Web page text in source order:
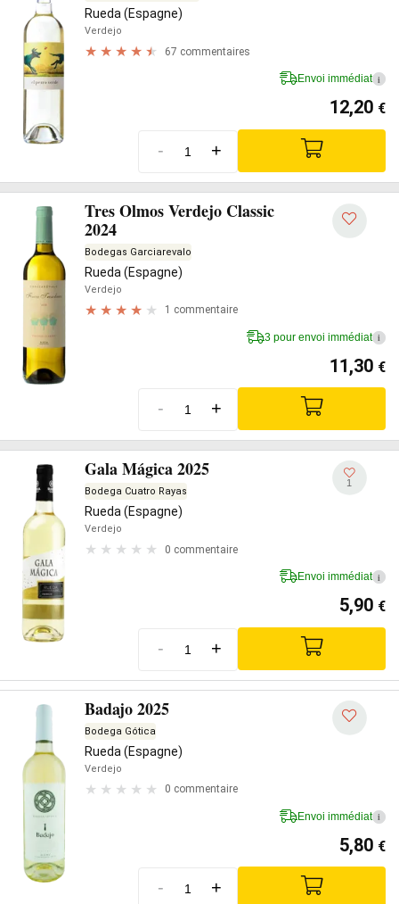
Rueda (Espagne)
Verdejo
67 commentaires
Envoi immédiat i
12,20 €
- +
Tres Olmos Verdejo Classic
2024
Bodegas Garciarevalo
Rueda (Espagne)
Verdejo
1 commentaire
3 pour envoi immédiat i
11,30 €
- +
Gala Mágica 2025
Bodega Cuatro Rayas
Rueda (Espagne)
Verdejo
0 commentaire
1
Envoi immédiat i
5,90 €
- +
Badajo 2025
Bodega Gótica
Rueda (Espagne)
Verdejo
0 commentaire
Envoi immédiat i
5,80 €
- +